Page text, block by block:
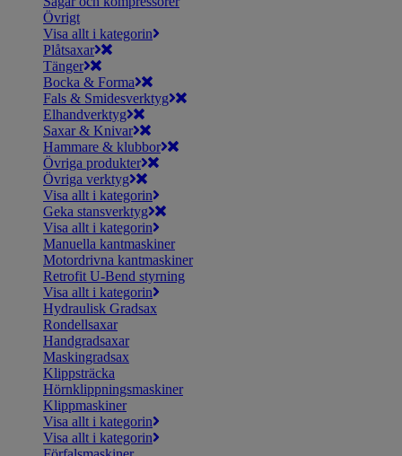
Övrigt
Visa allt i kategorin
Plåtsaxar
Tänger
Bocka & Forma
Fals & Smidesverktyg
Elhandverktyg
Saxar & Knivar
Hammare & klubbor
Övriga produkter
Övriga verktyg
Visa allt i kategorin
Geka stansverktyg
Visa allt i kategorin
Manuella kantmaskiner
Motordrivna kantmaskiner
Retrofit U-Bend styrning
Visa allt i kategorin
Hydraulisk Gradsax
Rondellsaxar
Handgradsaxar
Maskingradsax
Klippsträcka
Hörnklippningsmaskiner
Klippmaskiner
Visa allt i kategorin
Visa allt i kategorin